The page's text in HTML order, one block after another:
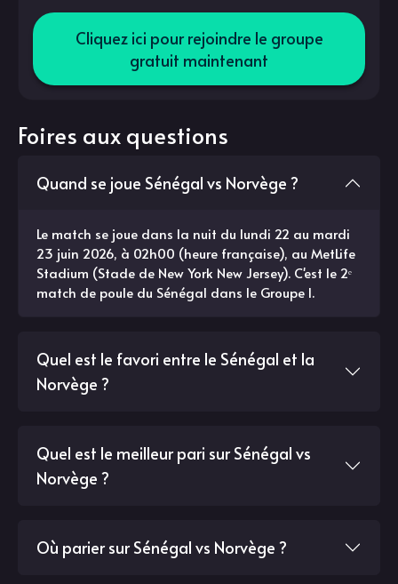
Cliquez ici pour rejoindre le groupe
gratuit maintenant
Foires aux questions
Quand se joue Sénégal vs Norvège ?
Le match se joue dans la nuit du lundi 22 au mardi
23 juin 2026, à 02h00 (heure française), au MetLife
Stadium (Stade de New York New Jersey). C'est le 2ᵉ
match de poule du Sénégal dans le Groupe I.
Quel est le favori entre le Sénégal et la
Norvège ?
Quel est le meilleur pari sur Sénégal vs
Norvège ?
Où parier sur Sénégal vs Norvège ?